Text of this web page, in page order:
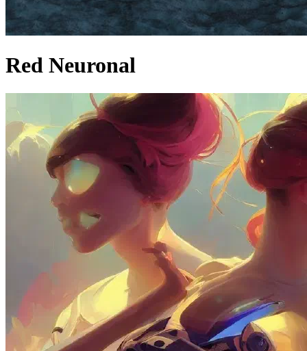
Red Neuronal